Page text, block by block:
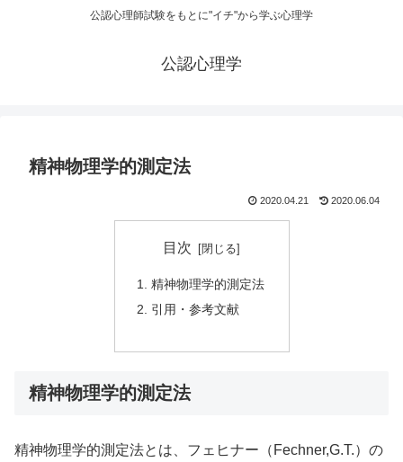
公認心理師試験をもとに"イチ"から学ぶ心理学
公認心理学
精神物理学的測定法
2020.04.21 2020.06.04
目次
精神物理学的測定法
引用・参考文献
精神物理学的測定法
精神物理学的測定法とは、フェヒナー（Fechner,G.T.）の